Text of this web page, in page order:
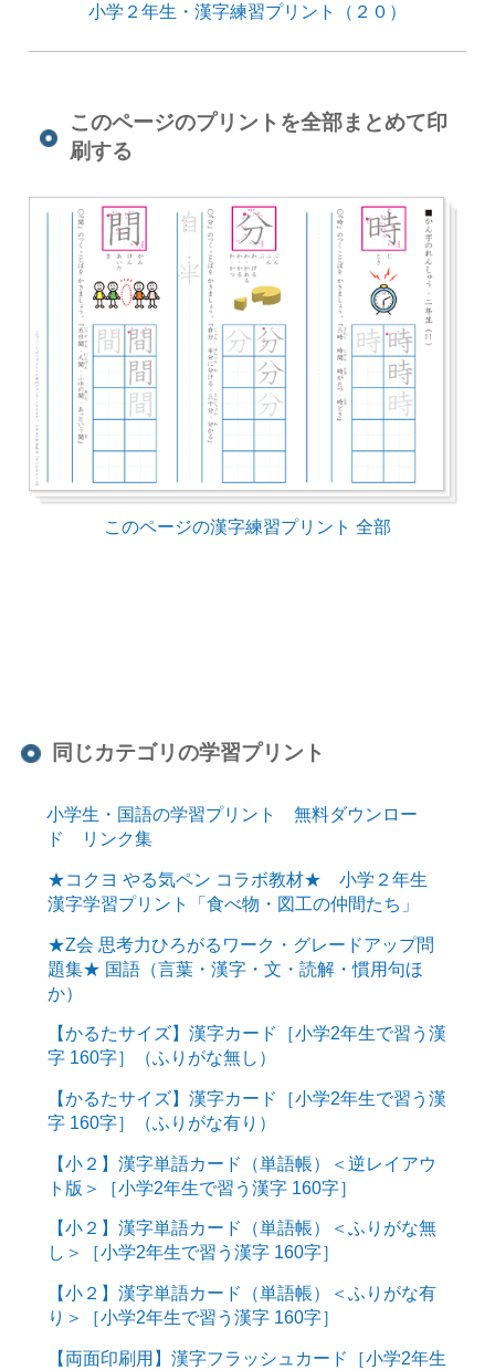
小学２年生・漢字練習プリント（２０）
このページのプリントを全部まとめて印
刷する
このページの漢字練習プリント 全部
同じカテゴリの学習プリント
小学生・国語の学習プリント 無料ダウンロー
ド リンク集
★コクヨ やる気ペン コラボ教材★ 小学２年生
漢字学習プリント「食べ物・図工の仲間たち」
★Z会 思考力ひろがるワーク・グレードアップ問
題集★ 国語（言葉・漢字・文・読解・慣用句ほ
か）
【かるたサイズ】漢字カード［小学2年生で習う漢
字 160字］（ふりがな無し）
【かるたサイズ】漢字カード［小学2年生で習う漢
字 160字］（ふりがな有り）
【小２】漢字単語カード（単語帳）＜逆レイアウ
ト版＞［小学2年生で習う漢字 160字］
【小２】漢字単語カード（単語帳）＜ふりがな無
し＞［小学2年生で習う漢字 160字］
【小２】漢字単語カード（単語帳）＜ふりがな有
り＞［小学2年生で習う漢字 160字］
【両面印刷用】漢字フラッシュカード［小学2年生